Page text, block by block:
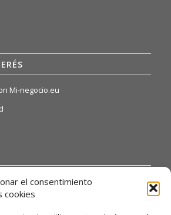
el consentimiento
cookies
Mi-negocio.eu
INTERÉS